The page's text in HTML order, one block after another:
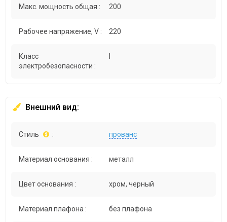
Макс. мощность общая : 200
Рабочее напряжение, V : 220
Класс
электробезопасности :
Внешний вид:
Стиль : прованс
Материал основания : металл
Цвет основания : хром, черный
Материал плафона : без плафона